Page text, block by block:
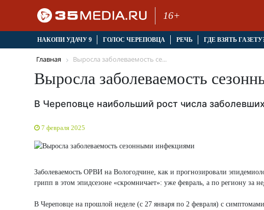
16+
НАКОПИ УДАЧУ 9 ГОЛОС ЧЕРЕПОВЦА РЕЧЬ ГДЕ ВЗЯТЬ
Главная Выросла заболеваемость се...
Выросла заболеваемость
В Череповце наибольший рост числа
7 февраля 2025
Заболеваемость ОРВИ на Вологодчине, как и прогнозировали
грипп в этом эпидсезоне «скромничает»: уже февраль, а по региону за
В Череповце на прошлой неделе (с 27 января по 2 февраля) с